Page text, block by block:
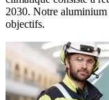
2030. Notre aluminium
objectifs.